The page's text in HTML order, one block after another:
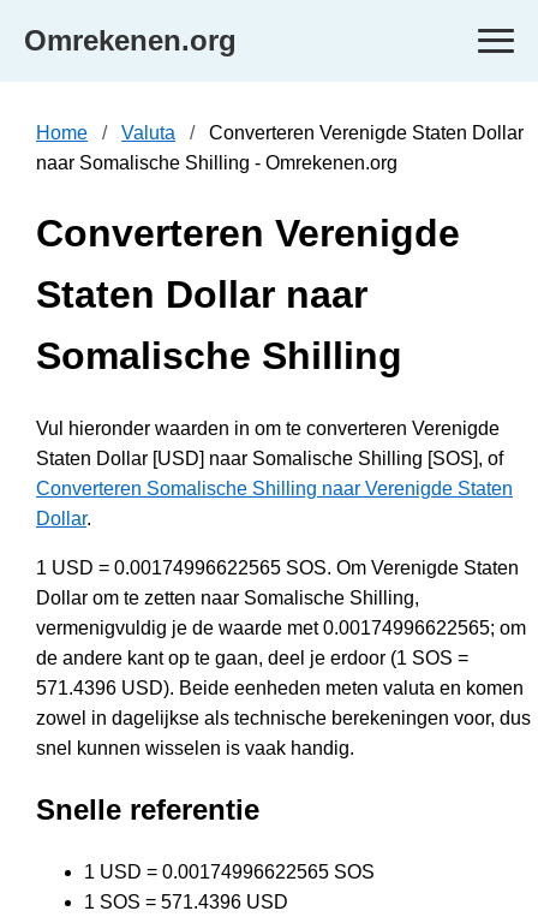
Omrekenen.org
Home Valuta
Converteren Verenigde Staten Dollar
naar Somalische Shilling - Omrekenen.org
Converteren Verenigde
Staten Dollar naar
Somalische Shilling
Vul hieronder waarden in om te converteren Verenigde
Staten Dollar [USD] naar Somalische Shilling [SOS], of
Converteren Somalische Shilling naar Verenigde Staten
Dollar.
1 USD = 0.00174996622565 SOS. Om Verenigde Staten
Dollar om te zetten naar Somalische Shilling,
vermenigvuldig je de waarde met 0.00174996622565; om
de andere kant op te gaan, deel je erdoor (1 SOS =
571.4396 USD). Beide eenheden meten valuta en komen
zowel in dagelijkse als technische berekeningen voor, dus
snel kunnen wisselen is vaak handig.
Snelle referentie
1 USD = 0.00174996622565 SOS
1 SOS = 571.4396 USD